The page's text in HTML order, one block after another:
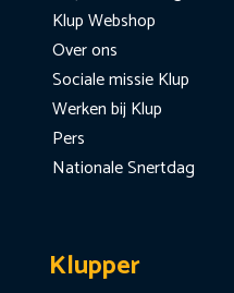
Klup Webshop
Over ons
Sociale missie Klup
Werken bij Klup
Pers
Nationale Snertdag
Klupper